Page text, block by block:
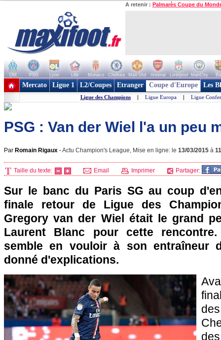
A retenir : Palmarès Coupe du
OM PSG Lyon Lille Monaco Chelsea Man Utd Arsenal Liverpool ManCity
+ de clubs
Mercato Ligue 1 L2/Coupes Etranger Coupe d'Europe Les
Ligue des Champions | Ligue Europa | Ligue
PSG : Van der Wiel l'a un peu
Par Romain Rigaux -Actu Champion's League, Mise en ligne: le 13/03/2015 à
Taille du texte: Email Imprimer Partager:
Sur le banc du Paris SG au coup
finale retour de Ligue des
Gregory van der Wiel était le grand
Laurent Blanc pour cette
semble en vouloir à son entraîneur
donné d'explications.